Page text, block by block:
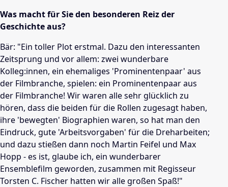
Was macht für Sie den besonderen Reiz der
Geschichte aus?
Bär: "Ein toller Plot erstmal. Dazu den interessanten
Zeitsprung und vor allem: zwei wunderbare
Kolleg:innen, ein ehemaliges 'Prominentenpaar' aus
der Filmbranche, spielen: ein Prominentenpaar aus
der Filmbranche! Wir waren alle sehr glücklich zu
hören, dass die beiden für die Rollen zugesagt haben,
ihre 'bewegten' Biographien waren, so hat man den
Eindruck, gute 'Arbeitsvorgaben' für die Dreharbeiten;
und dazu stießen dann noch Martin Feifel und Max
Hopp - es ist, glaube ich, ein wunderbarer
Ensemblefilm geworden, zusammen mit Regisseur
Torsten C. Fischer hatten wir alle großen Spaß!"